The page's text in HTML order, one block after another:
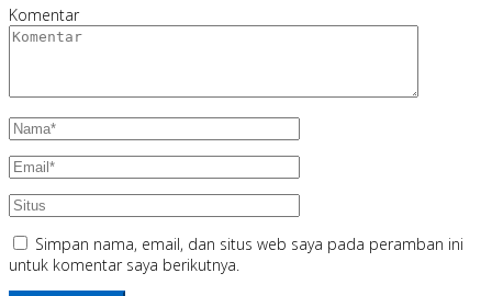
Komentar
Simpan nama, email, dan situs web saya pada peramban ini
untuk komentar saya berikutnya.